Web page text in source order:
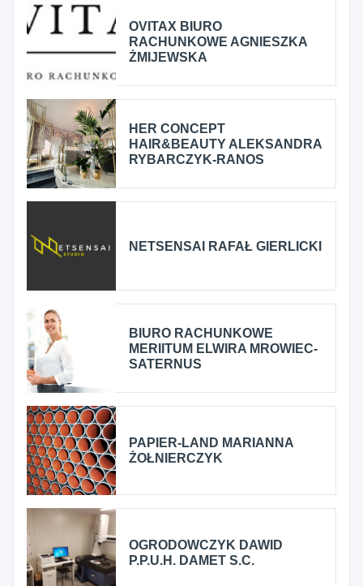
OVITAX BIURO
RACHUNKOWE AGNIESZKA
ŻMIJEWSKA
HER CONCEPT
HAIR&BEAUTY ALEKSANDRA
RYBARCZYK-RANOS
NETSENSAI RAFAŁ GIERLICKI
BIURO RACHUNKOWE
MERIITUM ELWIRA MROWIEC-
SATERNUS
PAPIER-LAND MARIANNA
ŻOŁNIERCZYK
OGRODOWCZYK DAWID
P.P.U.H. DAMET S.C.